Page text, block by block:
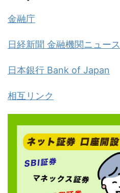
金融庁
日経新聞 金融機関ニュース
日本銀行 Bank of Japan
相互リンク